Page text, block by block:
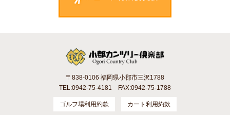
〒838-0106 福岡県小郡市三沢1788
TEL:0942-75-4181 FAX:0942-75-1788
ゴルフ場利用約款 カート利用約款